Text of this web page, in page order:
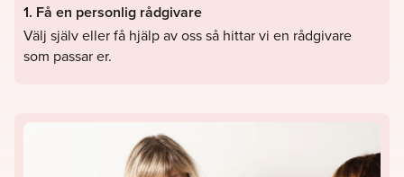
1. Få en personlig rådgivare
Välj själv eller få hjälp av oss så hittar vi en rådgivare
som passar er.